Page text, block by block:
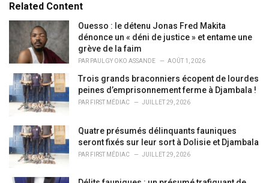
Related Content
Ouesso : le détenu Jonas Fred Makita
dénonce un « déni de justice » et entame une
grève de la faim
PAR PAULGY OKO ASSANDE AOÛT 1, 2026
Trois grands braconniers écopent de lourdes
peines d’emprisonnement ferme à Djambala !
PAR FIRST MÉDIAC JUILLET 29, 2026
Quatre présumés délinquants fauniques
seront fixés sur leur sort à Dolisie et Djambala
PAR FIRST MÉDIAC JUILLET 29, 2026